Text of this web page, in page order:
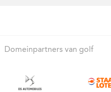
Domeinpartners van golf